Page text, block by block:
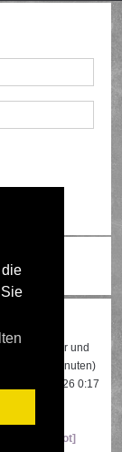
unsichtbarer und
letzten 5 Minuten)
13.04.2026 0:17
12 [Bot]